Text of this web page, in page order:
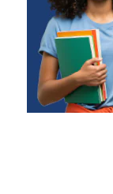
6 meses:
Pólio (3ª
Influenza
Covid-19